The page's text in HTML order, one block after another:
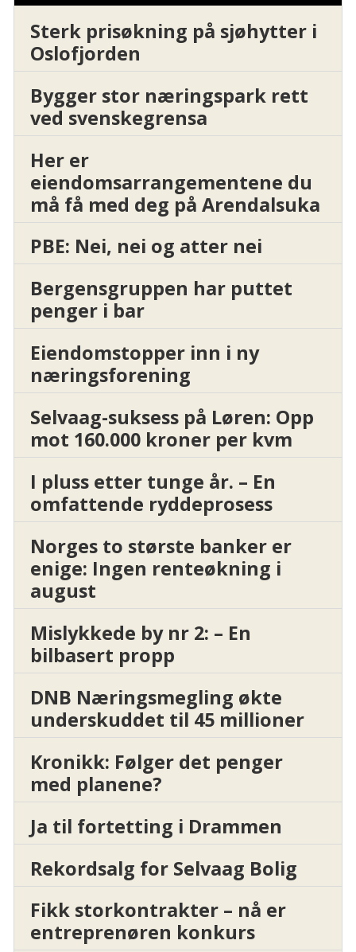
Sterk prisøkning på sjøhytter i
Oslofjorden
Bygger stor næringspark rett
ved svenskegrensa
Her er
eiendomsarrangementene du
må få med deg på Arendalsuka
PBE: Nei, nei og atter nei
Bergensgruppen har puttet
penger i bar
Eiendomstopper inn i ny
næringsforening
Selvaag-suksess på Løren: Opp
mot 160.000 kroner per kvm
I pluss etter tunge år. – En
omfattende ryddeprosess
Norges to største banker er
enige: Ingen renteøkning i
august
Mislykkede by nr 2: – En
bilbasert propp
DNB Næringsmegling økte
underskuddet til 45 millioner
Kronikk: Følger det penger
med planene?
Ja til fortetting i Drammen
Rekordsalg for Selvaag Bolig
Fikk storkontrakter – nå er
entreprenøren konkurs